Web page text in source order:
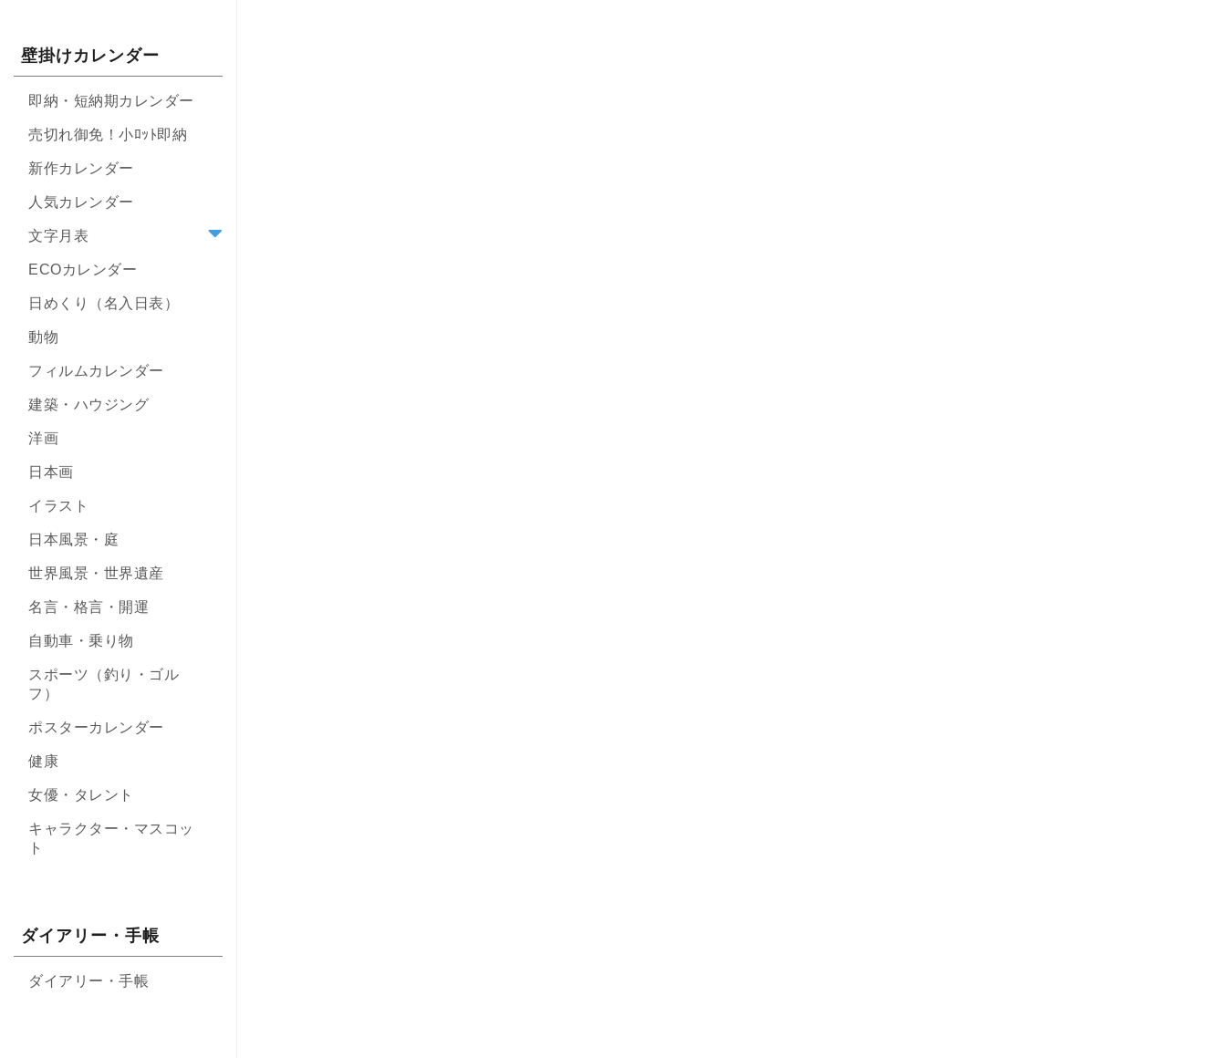
壁掛けカレンダー
即納・短納期カレンダー
売切れ御免！小ﾛｯﾄ即納
新作カレンダー
人気カレンダー
文字月表
ECOカレンダー
日めくり（名入日表）
動物
フィルムカレンダー
建築・ハウジング
洋画
日本画
イラスト
日本風景・庭
世界風景・世界遺産
名言・格言・開運
自動車・乗り物
スポーツ（釣り・ゴル
フ）
ポスターカレンダー
健康
女優・タレント
キャラクター・マスコッ
ト
ダイアリー・手帳
ダイアリー・手帳